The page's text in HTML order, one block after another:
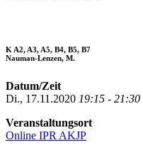
K A2, A3, A5, B4, B5, B7
Nauman-Lenzen, M.
Datum/Zeit
Di., 17.11.2020 19:15 - 21:30
Veranstaltungsort
Online IPR AKJP